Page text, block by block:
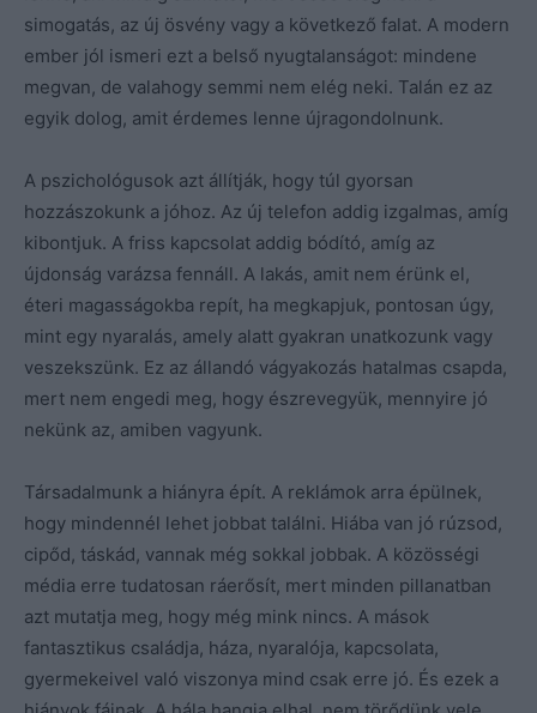
simogatás, az új ösvény vagy a következő falat. A modern
ember jól ismeri ezt a belső nyugtalanságot: mindene
megvan, de valahogy semmi nem elég neki. Talán ez az
egyik dolog, amit érdemes lenne újragondolnunk.
A pszichológusok azt állítják, hogy túl gyorsan
hozzászokunk a jóhoz. Az új telefon addig izgalmas, amíg
kibontjuk. A friss kapcsolat addig bódító, amíg az
újdonság varázsa fennáll. A lakás, amit nem érünk el,
éteri magasságokba repít, ha megkapjuk, pontosan úgy,
mint egy nyaralás, amely alatt gyakran unatkozunk vagy
veszekszünk. Ez az állandó vágyakozás hatalmas csapda,
mert nem engedi meg, hogy észrevegyük, mennyire jó
nekünk az, amiben vagyunk.
Társadalmunk a hiányra épít. A reklámok arra épülnek,
hogy mindennél lehet jobbat találni. Hiába van jó rúzsod,
cipőd, táskád, vannak még sokkal jobbak. A közösségi
média erre tudatosan ráerősít, mert minden pillanatban
azt mutatja meg, hogy még mink nincs. A mások
fantasztikus családja, háza, nyaralója, kapcsolata,
gyermekeivel való viszonya mind csak erre jó. És ezek a